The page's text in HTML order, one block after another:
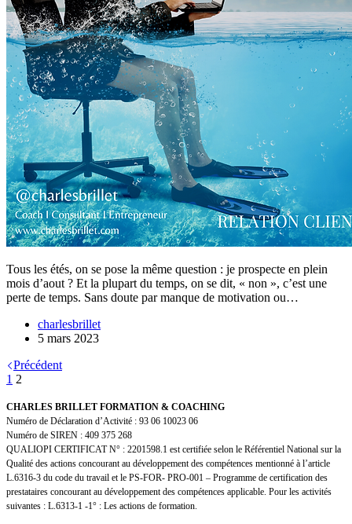
Tous les étés, on se pose la même question : je prospecte en plein
mois d’aout ? Et la plupart du temps, on se dit, « non », c’est une
perte de temps. Sans doute par manque de motivation ou…
charlesbrillet
5 mars 2023
Précédent
1 2
CHARLES BRILLET FORMATION & COACHING
Numéro de Déclaration d’Activité : 93 06 10023 06
Numéro de SIREN : 409 375 268
QUALIOPI CERTIFICAT N° : 2201598.1 est certifiée selon le Référentiel National sur la
Qualité des actions concourant au développement des compétences mentionné à l’article
L.6316-3 du code du travail et le PS-FOR- PRO-001 – Programme de certification des
prestataires concourant au développement des compétences applicable. Pour les activités
suivantes : L.6313-1 -1° : Les actions de formation.